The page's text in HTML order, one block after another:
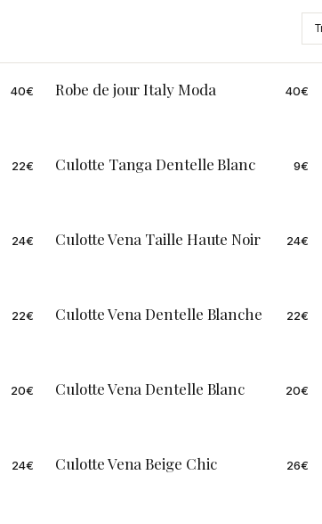
40€ Robe de jour Italy Moda 40€
22€ Culotte Tanga Dentelle Blanc 9€
24€ Culotte Vena Taille Haute Noir 24€
22€ Culotte Vena Dentelle Blanche 22€
20€ Culotte Vena Dentelle Blanc 20€
24€ Culotte Vena Beige Chic 26€